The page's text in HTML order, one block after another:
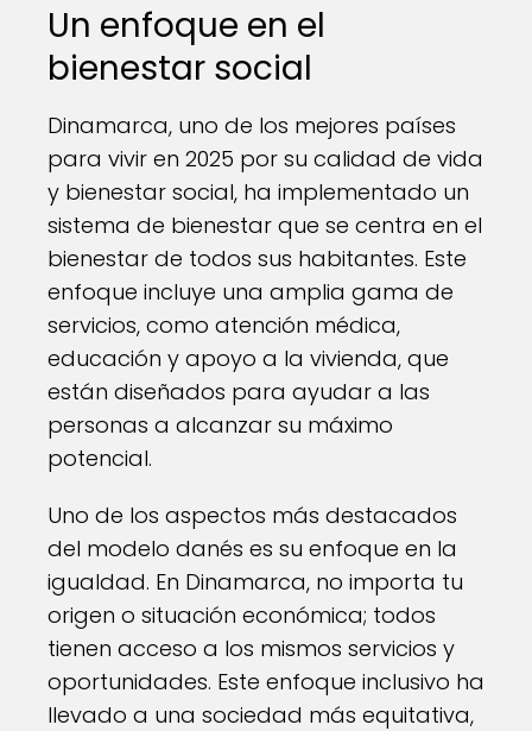
Un enfoque en el
bienestar social
Dinamarca, uno de los mejores países
para vivir en 2025 por su calidad de vida
y bienestar social, ha implementado un
sistema de bienestar que se centra en el
bienestar de todos sus habitantes. Este
enfoque incluye una amplia gama de
servicios, como atención médica,
educación y apoyo a la vivienda, que
están diseñados para ayudar a las
personas a alcanzar su máximo
potencial.
Uno de los aspectos más destacados
del modelo danés es su enfoque en la
igualdad. En Dinamarca, no importa tu
origen o situación económica; todos
tienen acceso a los mismos servicios y
oportunidades. Este enfoque inclusivo ha
llevado a una sociedad más equitativa,